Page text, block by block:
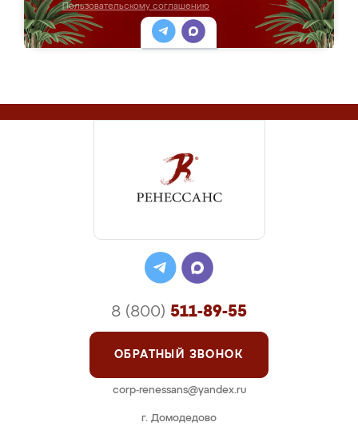
Пользовательскому соглашению
г. Домодедово
8 (800) 511-89-55
ОБРАТНЫЙ ЗВОНОК
corp-renessans@yandex.ru